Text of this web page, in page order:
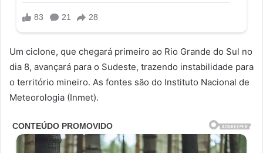
Um ciclone, que chegará primeiro ao Rio Grande do Sul no
dia 8, avançará para o Sudeste, trazendo instabilidade para
o território mineiro. As fontes são do Instituto Nacional de
Meteorologia (Inmet).